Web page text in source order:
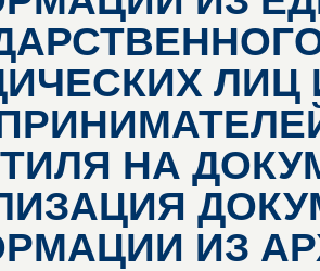
ЛИЦ
НА
ИЗ